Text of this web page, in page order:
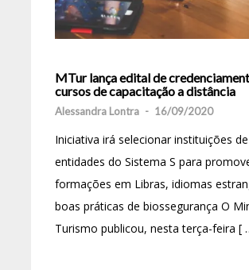
MTur lança edital de
cursos de capacitação a distância
Alessandra Lontra - 16/09/2020
Iniciativa irá selecionar instituições
entidades do Sistema S para
formações em Libras, idiomas
boas práticas de biossegurança O
Turismo publicou, nesta terça-feira [